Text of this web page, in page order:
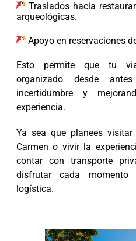
Traslados hacia
arqueológicas.
Apoyo en reservaciones
Esto permite que tu
organizado desde
incertidumbre y
experiencia.
Ya sea que planees
Carmen o vivir la
contar con transporte
disfrutar cada
logística.